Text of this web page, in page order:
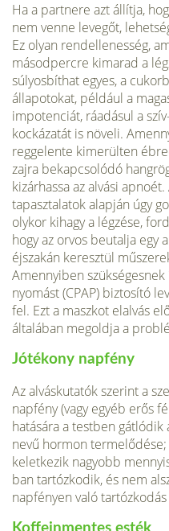
Ha a partnere azt állítja,
nem venne levegőt,
Ez olyan rendellenesség,
másodpercre kimarad a
súlyosbíthat egyes, a
állapotokat, például a
impotenciát, ráadásul a
koc­kázatát is növeli.
reggelente kimerülten
zajra bekapcsolódó
kizárhassa az alvási
tapasztalatok alapján úgy
olykor kihagy a légzése,
hogy az orvos beutalja egy
éjszakán keresztül
Amennyiben
nyomást (CPAP) biztosító
fel. Ezt a maszkot elalvás
általában megoldja a
Jótékony napfény
Az alváskutatók szerint a
napfény (vagy egyéb erős
hatására a testben gátlódik
nevű hormon
keletkezik nagyobb
ban tartózkodik, és nem
napfényen való